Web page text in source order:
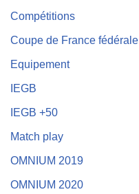
Compétitions
Coupe de France fédérale
Equipement
IEGB
IEGB +50
Match play
OMNIUM 2019
OMNIUM 2020